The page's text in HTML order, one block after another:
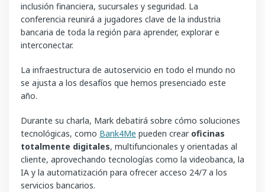
inclusión financiera, sucursales y seguridad. La
conferencia reunirá a jugadores clave de la industria
bancaria de toda la región para aprender, explorar e
interconectar.
La infraestructura de autoservicio en todo el mundo no
se ajusta a los desafíos que hemos presenciado este
año.
Durante su charla, Mark debatirá sobre cómo soluciones
tecnológicas, como Bank4Me pueden crear oficinas
totalmente digitales, multifuncionales y orientadas al
cliente, aprovechando tecnologías como la videobanca, la
IA y la automatización para ofrecer acceso 24/7 a los
servicios bancarios.